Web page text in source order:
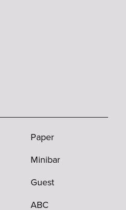
Paper
Minibar
Guest
ABC